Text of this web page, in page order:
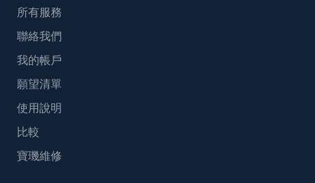
所有服務
聯絡我們
我的帳戶
願望清單
使用說明
比較
寶璣維修